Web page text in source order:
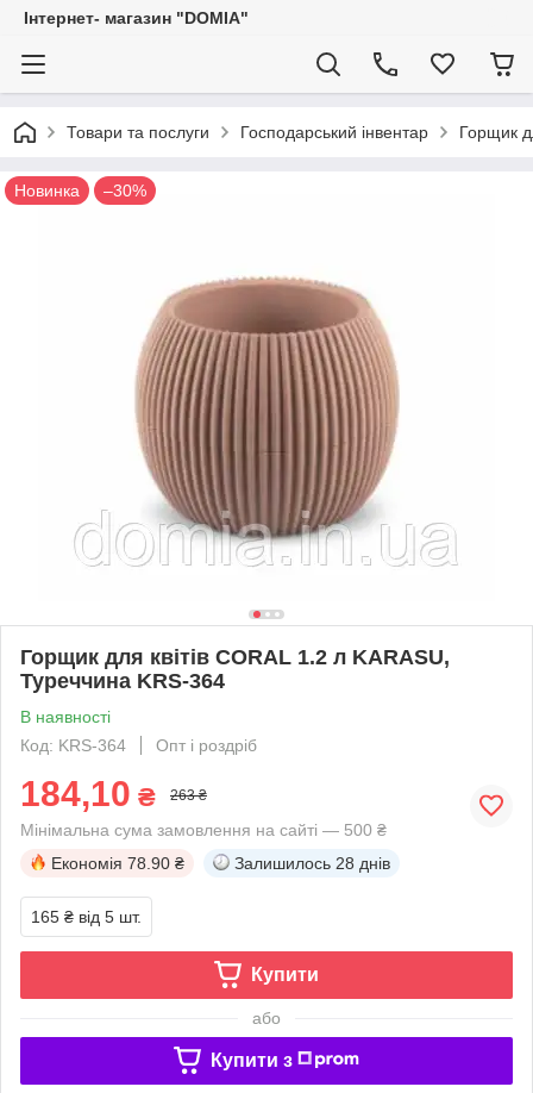
Iнтернет- магазин "DOMIA"
Товари та послуги Господарський інвентар Горщик
Новинка –30%
Горщик для квітів CORAL 1.2 л KARASU,
Туреччина KRS-364
В наявності
Код: KRS-364
Опт і роздріб
184,10 ₴ 263 ₴
Мінімальна сума замовлення на сайті — 500 ₴
Економія 78.90 ₴ Залишилось 28 днів
165 ₴ від 5 шт.
Купити
або
Купити з